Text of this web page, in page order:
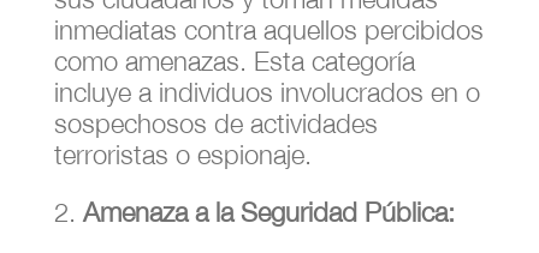
inmediatas contra aquellos percibidos
como amenazas. Esta categoría
incluye a individuos involucrados en o
sospechosos de actividades
terroristas o espionaje.
Amenaza a la Seguridad Pública: